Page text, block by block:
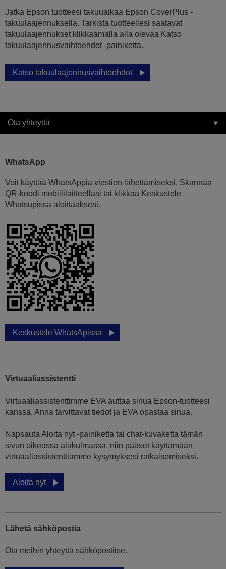
Jatka Epson tuotteesi takuuaikaa Epson CoverPlus -
takuulaajennuksella. Tarkista tuotteellesi saatavat
takuulaajennukset klikkaamalla alla olevaa Katso
takuulaajennusvaihtoehdot -painiketta.
Katso takuulaajennusvaihtoehdot
Ota yhteyttä
WhatsApp
Voit käyttää WhatsAppia viestien lähettämiseksi. Skannaa
QR-koodi mobiililaitteellasi tai klikkaa Keskustele
Whatsupissa aloittaaksesi.
Keskustele WhatsApissa
Virtuaaliassistentti
Virtuaaliassistenttimme EVA auttaa sinua Epson-tuotteesi
kanssa. Anna tarvittavat tiedot ja EVA opastaa sinua.
Napsauta Aloita nyt -painiketta tai chat-kuvaketta tämän
sivun oikeassa alakulmassa, niin pääset käyttämään
virtuaaliassistenttiamme kysymyksesi ratkaisemiseksi.
Aloita nyt
Lähetä sähköpostia
Ota meihin yhteyttä sähköpostitse.